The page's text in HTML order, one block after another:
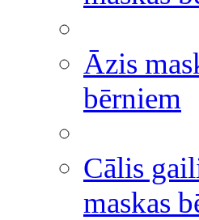
Āzis
bērniem
Cālis
maskas